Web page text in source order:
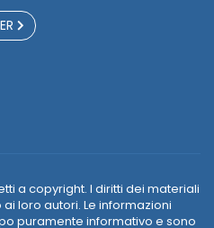
a copyright. I diritti dei materiali
loro autori. Le informazioni
puramente informativo e sono